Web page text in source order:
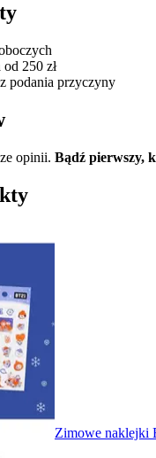
250 zł
podania przyczyny
opinii. Bądź pierwszy,
Zimowe naklejki